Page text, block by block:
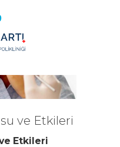
ve Etkileri
Etkileri